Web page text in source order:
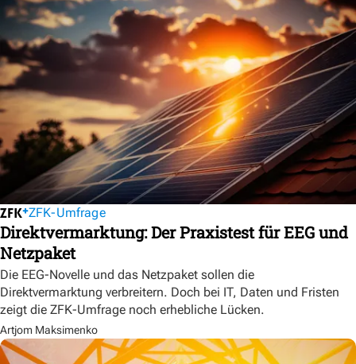
ZFK-Umfrage
Direktvermarktung: Der Praxistest für EEG und
Netzpaket
Die EEG-Novelle und das Netzpaket sollen die
Direktvermarktung verbreitern. Doch bei IT, Daten und Fristen
zeigt die ZFK-Umfrage noch erhebliche Lücken.
Artjom Maksimenko